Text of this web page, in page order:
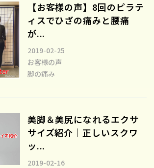
【お客様の声】8回のピラテ
ィスでひざの痛みと腰痛
が...
2019-02-25
お客様の声
脚の痛み
美脚＆美尻になれるエクサ
サイズ紹介｜正しいスクワ
ッ...
2019-02-16